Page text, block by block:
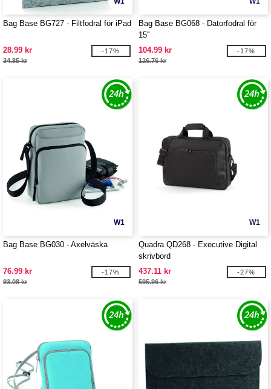
Bag Base BG727 - Filtfodral för iPad
28.99 kr
34.85 kr
-17%
Bag Base BG068 - Datorfodral för
15''
104.99 kr
126.76 kr
-17%
W1
Bag Base BG030 - Axelväska
76.99 kr
93.08 kr
-17%
W1
Quadra QD268 - Executive Digital
skrivbord
437.11 kr
595.96 kr
-27%